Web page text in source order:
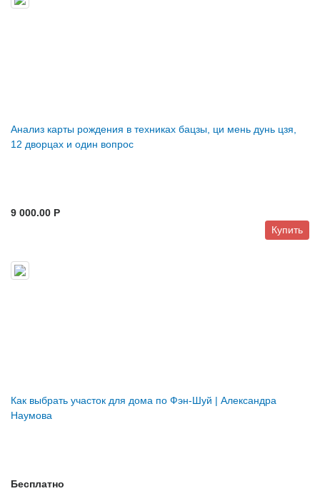
Анализ карты рождения в техниках бацзы, ци мень дунь цзя,
12 дворцах и один вопрос
9 000.00 P
Купить
Как выбрать участок для дома по Фэн-Шуй | Александра
Наумова
Бесплатно